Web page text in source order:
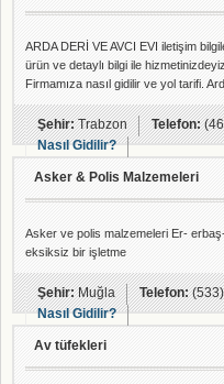
ARDA DERİ VE AVCI EVI iletişim
ürün ve detaylı bilgi ile
Firmamıza nasıl gidilir ve yol tarifi.
Şehir:Trabzon Telefon:
Nasıl Gidilir?
Asker & Polis Malzemeleri
Asker ve polis malzemeleri Er-
eksiksiz bir işletme
Şehir:Muğla Telefon:
Nasıl Gidilir?
Av tüfekleri